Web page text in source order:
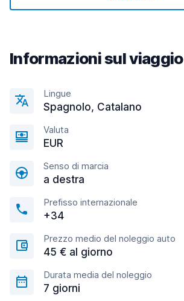
Informazioni sul viaggio
Lingue
Spagnolo, Catalano
Valuta
EUR
Senso di marcia
a destra
Prefisso internazionale
+34
Prezzo medio del noleggio auto
45 € al giorno
Durata media del noleggio
7 giorni